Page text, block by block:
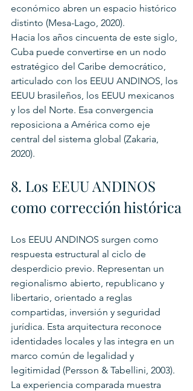
económico abren un espacio histórico
distinto (Mesa-Lago, 2020).
Hacia los años cincuenta de este siglo,
Cuba puede convertirse en un nodo
estratégico del Caribe democrático,
articulado con los EEUU ANDINOS, los
EEUU brasileños, los EEUU mexicanos
y los del Norte. Esa convergencia
reposiciona a América como eje
central del sistema global (Zakaria,
2020).
8. Los EEUU ANDINOS
como corrección histórica
Los EEUU ANDINOS surgen como
respuesta estructural al ciclo de
desperdicio previo. Representan un
regionalismo abierto, republicano y
libertario, orientado a reglas
compartidas, inversión y seguridad
jurídica. Esta arquitectura reconoce
identidades locales y las integra en un
marco común de legalidad y
legitimidad (Persson & Tabellini, 2003).
La experiencia comparada muestra